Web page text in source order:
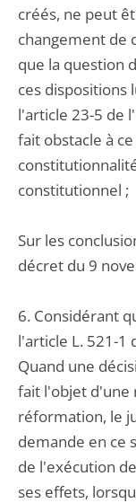
créés, ne peut
changement de
que la question
ces dispositions
l'article 23-5 de
fait obstacle à
constitutionnel ;
Sur les
décret du 9
6. Considérant
l'article L. 521-1
Quand une
fait l'objet d'une
réformation, le
demande en ce
de l'exécution
ses effets,